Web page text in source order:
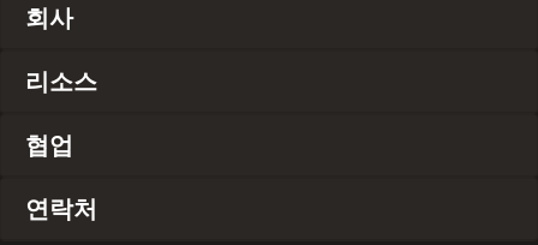
회사
리소스
협업
연락처